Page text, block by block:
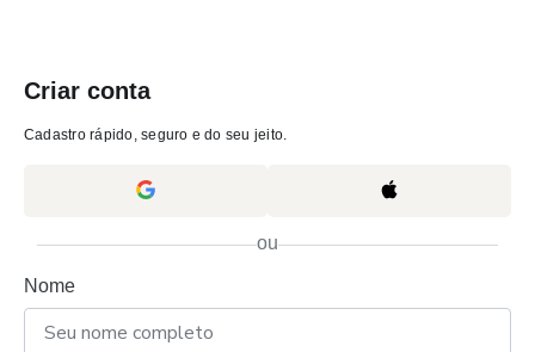
Criar conta
Cadastro rápido, seguro e do seu jeito.
ou
Nome